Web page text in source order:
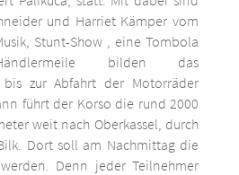
und Harriet Kämper vom
Stunt-Show , eine Tombola
bilden das
bis zur Abfahrt der Motorräder
führt der Korso die rund 2000
weit nach Oberkassel, durch
Dort soll am Nachmittag die
Denn jeder Teilnehmer